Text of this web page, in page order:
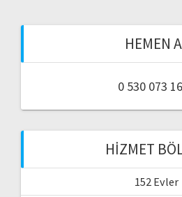
HEMEN
0 530 073
HIZMET
152 Evler